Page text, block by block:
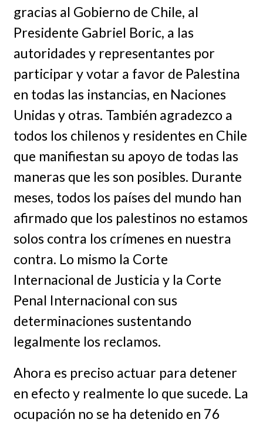
gracias al Gobierno de Chile, al
Presidente Gabriel Boric, a las
autoridades y representantes por
participar y votar a favor de Palestina
en todas las instancias, en Naciones
Unidas y otras. También agradezco a
todos los chilenos y residentes en Chile
que manifiestan su apoyo de todas las
maneras que les son posibles. Durante
meses, todos los países del mundo han
afirmado que los palestinos no estamos
solos contra los crímenes en nuestra
contra. Lo mismo la Corte
Internacional de Justicia y la Corte
Penal Internacional con sus
determinaciones sustentando
legalmente los reclamos.
Ahora es preciso actuar para detener
en efecto y realmente lo que sucede. La
ocupación no se ha detenido en 76